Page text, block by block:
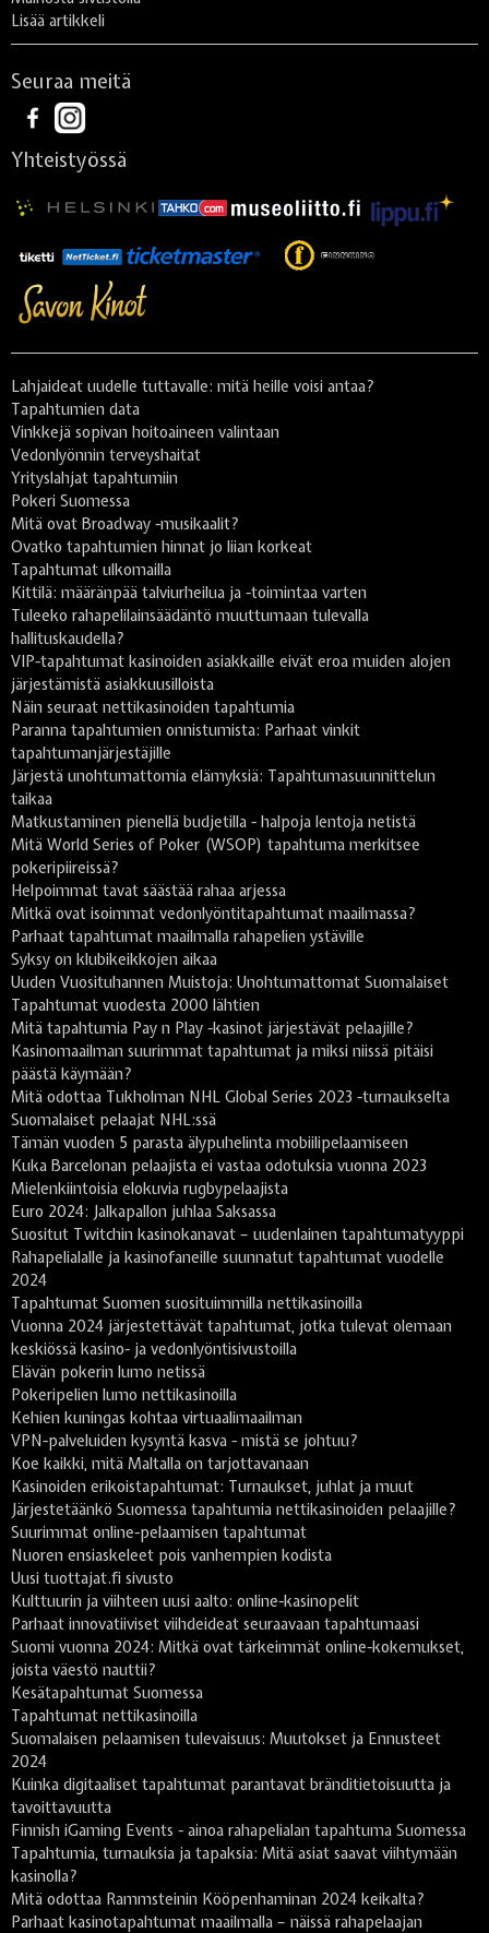
Lisää artikkeli
Seuraa meitä
Yhteistyössä
Lahjaideat uudelle tuttavalle: mitä heille voisi antaa?
Tapahtumien data
Vinkkejä sopivan hoitoaineen valintaan
Vedonlyönnin terveyshaitat
Yrityslahjat tapahtumiin
Pokeri Suomessa
Mitä ovat Broadway -musikaalit?
Ovatko tapahtumien hinnat jo liian korkeat
Tapahtumat ulkomailla
Kittilä: määränpää talviurheilua ja -toimintaa varten
Tuleeko rahapelilainsäädäntö muuttumaan tulevalla
hallituskaudella?
VIP-tapahtumat kasinoiden asiakkaille eivät eroa muiden alojen
järjestämistä asiakkuusilloista
Näin seuraat nettikasinoiden tapahtumia
Paranna tapahtumien onnistumista: Parhaat vinkit
tapahtumanjärjestäjille
Järjestä unohtumattomia elämyksiä: Tapahtumasuunnittelun
taikaa
Matkustaminen pienellä budjetilla - halpoja lentoja netistä
Mitä World Series of Poker (WSOP) tapahtuma merkitsee
pokeripiireissä?
Helpoimmat tavat säästää rahaa arjessa
Mitkä ovat isoimmat vedonlyöntitapahtumat maailmassa?
Parhaat tapahtumat maailmalla rahapelien ystäville
Syksy on klubikeikkojen aikaa
Uuden Vuosituhannen Muistoja: Unohtumattomat Suomalaiset
Tapahtumat vuodesta 2000 lähtien
Mitä tapahtumia Pay n Play -kasinot järjestävät pelaajille?
Kasinomaailman suurimmat tapahtumat ja miksi niissä pitäisi
päästä käymään?
Mitä odottaa Tukholman NHL Global Series 2023 -turnaukselta
Suomalaiset pelaajat NHL:ssä
Tämän vuoden 5 parasta älypuhelinta mobiilipelaamiseen
Kuka Barcelonan pelaajista ei vastaa odotuksia vuonna 2023
Mielenkiintoisia elokuvia rugbypelaajista
Euro 2024: Jalkapallon juhlaa Saksassa
Suositut Twitchin kasinokanavat – uudenlainen tapahtumatyyppi
Rahapelialalle ja kasinofaneille suunnatut tapahtumat vuodelle
2024
Tapahtumat Suomen suosituimmilla nettikasinoilla
Vuonna 2024 järjestettävät tapahtumat, jotka tulevat olemaan
keskiössä kasino- ja vedonlyöntisivustoilla
Elävän pokerin lumo netissä
Pokeripelien lumo nettikasinoilla
Kehien kuningas kohtaa virtuaalimaailman
VPN-palveluiden kysyntä kasva - mistä se johtuu?
Koe kaikki, mitä Maltalla on tarjottavanaan
Kasinoiden erikoistapahtumat: Turnaukset, juhlat ja muut
Järjestetäänkö Suomessa tapahtumia nettikasinoiden pelaajille?
Suurimmat online-pelaamisen tapahtumat
Nuoren ensiaskeleet pois vanhempien kodista
Uusi tuottajat.fi sivusto
Kulttuurin ja viihteen uusi aalto: online-kasinopelit
Parhaat innovatiiviset viihdeideat seuraavaan tapahtumaasi
Suomi vuonna 2024: Mitkä ovat tärkeimmät online-kokemukset,
joista väestö nauttii?
Kesätapahtumat Suomessa
Tapahtumat nettikasinoilla
Suomalaisen pelaamisen tulevaisuus: Muutokset ja Ennusteet
2024
Kuinka digitaaliset tapahtumat parantavat bränditietoisuutta ja
tavoittavuutta
Finnish iGaming Events - ainoa rahapelialan tapahtuma Suomessa
Tapahtumia, turnauksia ja tapaksia: Mitä asiat saavat viihtymään
kasinolla?
Mitä odottaa Rammsteinin Kööpenhaminan 2024 keikalta?
Parhaat kasinotapahtumat maailmalla – näissä rahapelaajan